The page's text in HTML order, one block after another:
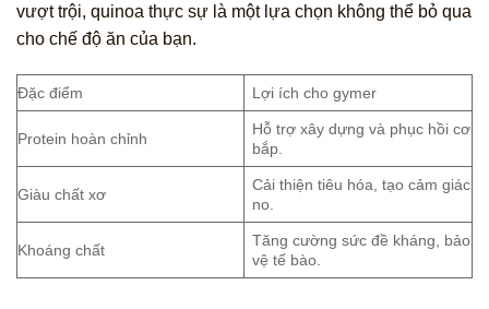
vượt trội, quinoa thực sự là một lựa chọn không thể bỏ qua
cho chế độ ăn của bạn.
Đặc điểm Lợi ích cho gymer
Protein hoàn chỉnh
Hỗ trợ xây dựng và phục hồi cơ
bắp.
Giàu chất xơ
Cải thiện tiêu hóa, tạo cảm giác
no.
Khoáng chất
Tăng cường sức đề kháng, bảo
vệ tế bào.